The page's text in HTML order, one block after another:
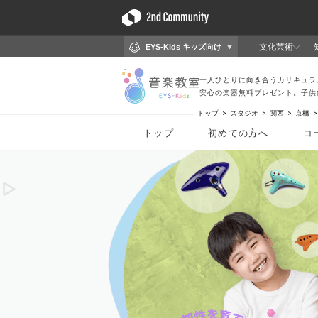
トップ スタジオ 関西 京橋